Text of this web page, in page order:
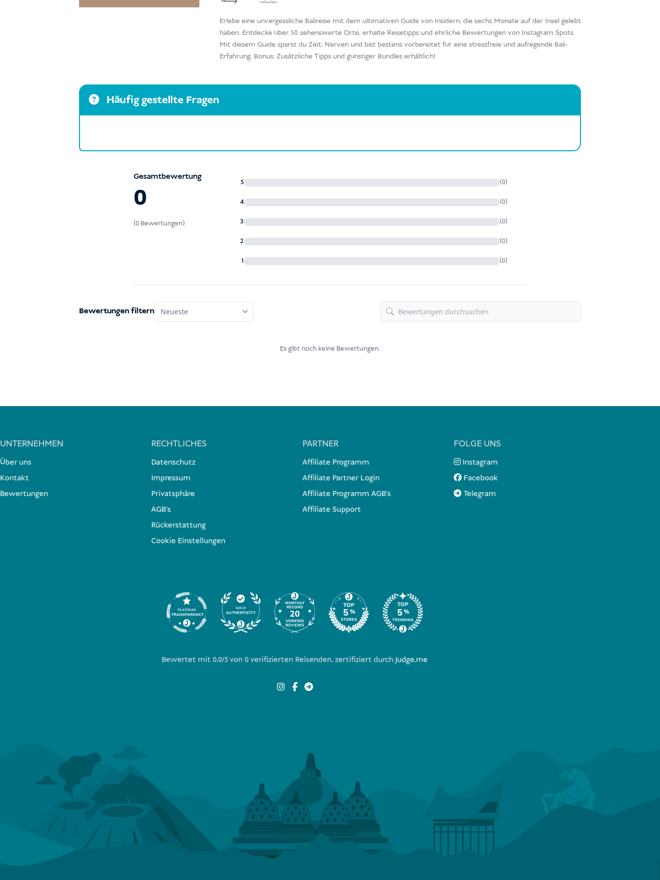
Erlebe eine unvergessliche Balireise mit dem ultimativen Guide von Insidern, die sechs Monate auf der Insel gelebt
haben. Entdecke über 50 sehenswerte Orte, erhalte Reisetipps und ehrliche Bewertungen von Instagram Spots.
Mit diesem Guide sparst du Zeit, Nerven und bist bestens vorbereitet für eine stressfreie und aufregende Bali-
Erfahrung. Bonus: Zusätzliche Tipps und günstiger Bundles erhältlich!
Häufig gestellte Fragen
Gesamtbewertung
0
(0 Bewertungen)
5 (0)
4 (0)
3 (0)
2 (0)
1 (0)
Bewertungen filtern
Es gibt noch keine Bewertungen.
UNTERNEHMEN
Über uns
Kontakt
Bewertungen
RECHTLICHES
Datenschutz
Impressum
Privatsphäre
AGB's
Rückerstattung
Cookie Einstellungen
PARTNER
Affiliate Programm
Affiliate Partner Login
Affiliate Programm AGB's
Affiliate Support
FOLGE UNS
Instagram
Facebook
Telegram
Bewertet mit 0.0/5 von 0verifizierten Reisenden, zertifiziert durch Judge.me